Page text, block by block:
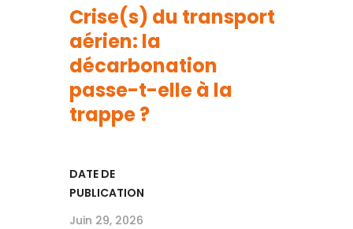
Crise(s) du transport
aérien: la
décarbonation
passe-t-elle à la
trappe ?
DATE DE
PUBLICATION
Juin 29, 2026